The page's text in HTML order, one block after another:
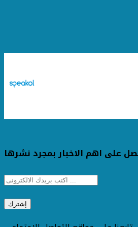
على اهم الاخبار بمجرد نشرها